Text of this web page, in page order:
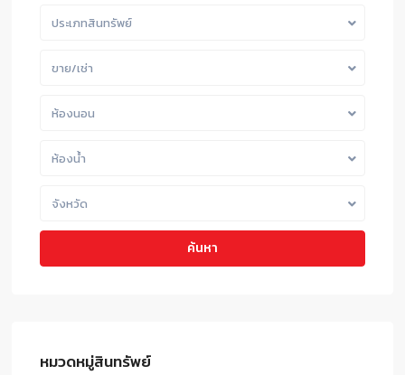
ประเภทสินทรัพย์
ขาย/เช่า
ห้องนอน
ห้องน้ำ
จังหวัด
ค้นหา
หมวดหมู่สินทรัพย์